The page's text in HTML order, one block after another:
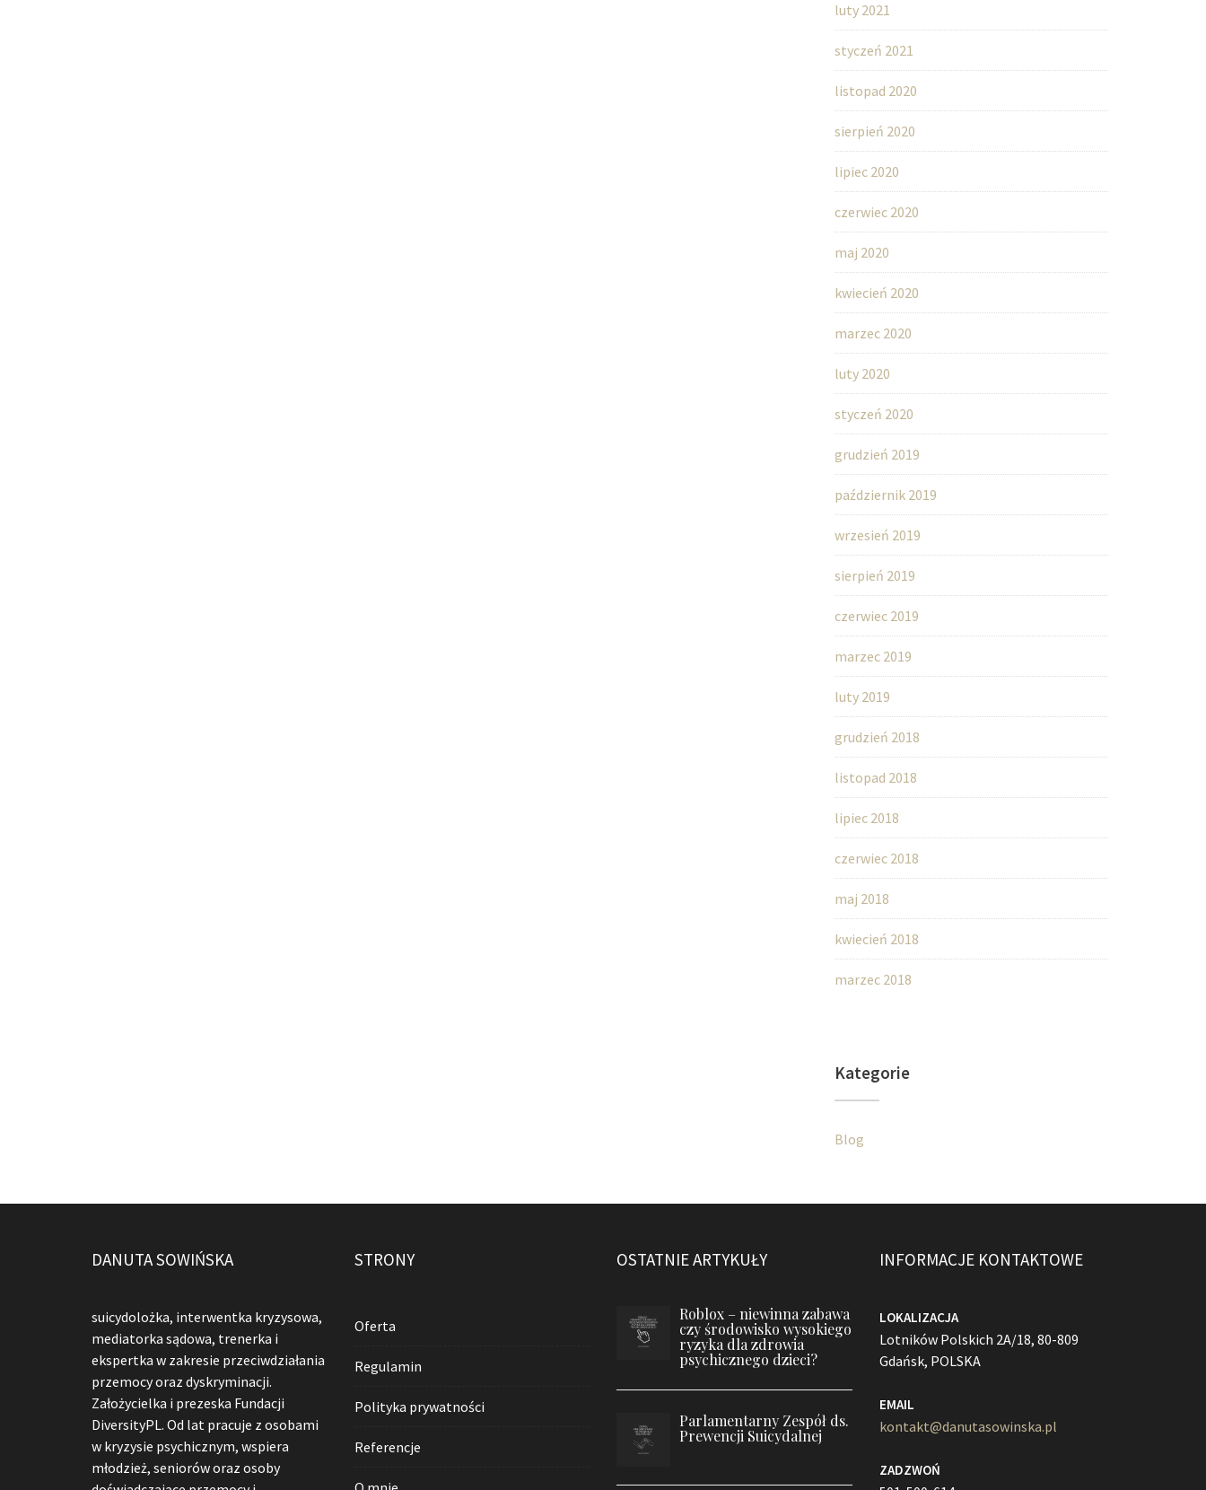
luty 2021
styczeń 2021
listopad 2020
sierpień 2020
lipiec 2020
czerwiec 2020
maj 2020
kwiecień 2020
marzec 2020
luty 2020
styczeń 2020
grudzień 2019
październik 2019
wrzesień 2019
sierpień 2019
czerwiec 2019
marzec 2019
luty 2019
grudzień 2018
listopad 2018
lipiec 2018
czerwiec 2018
maj 2018
kwiecień 2018
marzec 2018
Kategorie
Blog
DANUTA SOWIŃSKA
suicydolożka, interwentka kryzysowa,
mediatorka sądowa, trenerka i
ekspertka w zakresie przeciwdziałania
przemocy oraz dyskryminacji.
Założycielka i prezeska Fundacji
DiversityPL. Od lat pracuje z osobami
w kryzysie psychicznym, wspiera
młodzież, seniorów oraz osoby
STRONY
Oferta
Regulamin
Polityka prywatności
Referencje
OSTATNIE ARTYKUŁY
Roblox – niewinna zabawa
czy środowisko wysokiego
ryzyka dla zdrowia
psychicznego dzieci?
Parlamentarny Zespół ds.
Prewencji Suicydalnej
INFORMACJE KONTAKTOWE
LOKALIZACJA
Lotników Polskich 2A/18, 80-809
Gdańsk, POLSKA
EMAIL
kontakt@danutasowinska.pl
ZADZWOŃ